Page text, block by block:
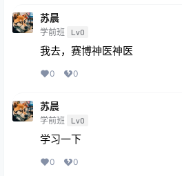
苏晨
学前班 Lv0
我去，赛博神医神医
0 0
苏晨
学前班 Lv0
学习一下
0 0